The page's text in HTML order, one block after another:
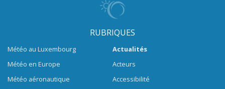
RUBRIQUES
Météo au Luxembourg
Météo en Europe
Météo aéronautique
Actualités
Acteurs
Accessibilité